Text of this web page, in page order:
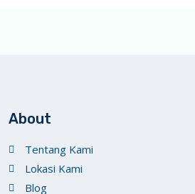
About
Tentang Kami
Lokasi Kami
Blog